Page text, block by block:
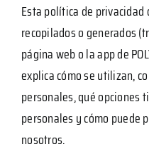
Blog
Certificados
Esta política de
recopilados o generados
página web o la app de
explica cómo se utilizan,
personales, qué opciones
personales y cómo puede
nosotros.